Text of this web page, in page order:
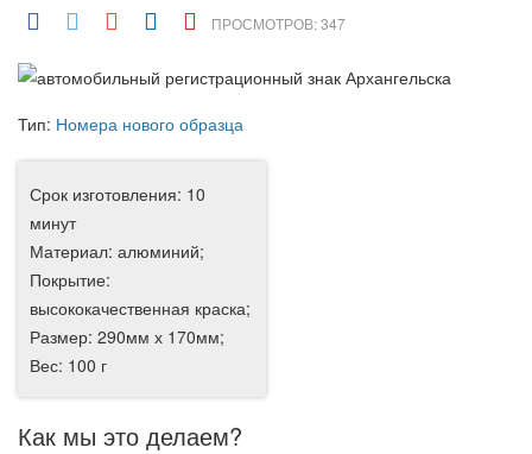
ПРОСМОТРОВ: 347
Тип: Номера нового образца
Срок изготовления: 10
минут
Материал: алюминий;
Покрытие:
высококачественная краска;
Размер: 290мм х 170мм;
Вес: 100 г
Как мы это делаем?